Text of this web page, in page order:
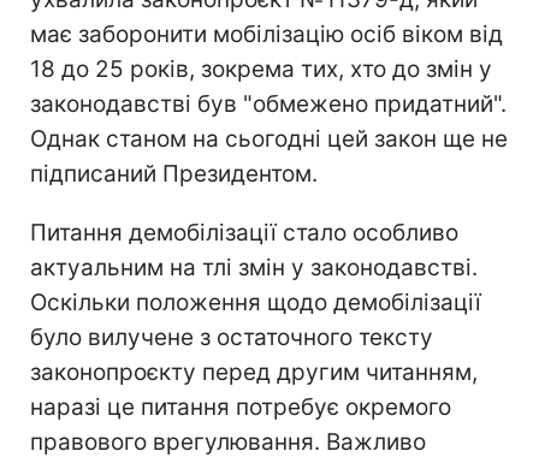
має заборонити мобілізацію осіб віком від
18 до 25 років, зокрема тих, хто до змін у
законодавстві був "обмежено придатний".
Однак станом на сьогодні цей закон ще не
підписаний Президентом.
Питання демобілізації стало особливо
актуальним на тлі змін у законодавстві.
Оскільки положення щодо демобілізації
було вилучене з остаточного тексту
законопроєкту перед другим читанням,
наразі це питання потребує окремого
правового врегулювання. Важливо